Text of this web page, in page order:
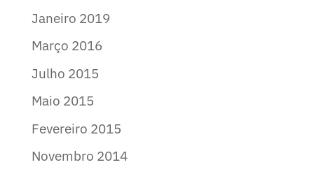
Janeiro 2019
Março 2016
Julho 2015
Maio 2015
Fevereiro 2015
Novembro 2014